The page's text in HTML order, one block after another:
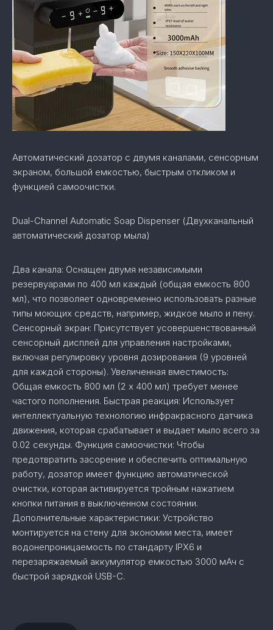
Автоматический дозатор с двумя каналами, сенсорным
экраном, большой емкостью, быстрым откликом и
функцией самоочистки.
Dual-Channel Automatic Soap Dispenser (Двухканальный
автоматический дозатор мыла)
Два канала: Оснащен двумя независимыми
резервуарами по 400 мл каждый (общая емкость 800
мл), что позволяет одновременно использовать разные
типы моющих средств, например, жидкое мыло и пену.
Сенсорный экран: Присутствует усовершенствованный
сенсорный дисплей для управления настройками,
включая регулировку уровня дозирования (9 уровней
для каждой стороны). Увеличенная вместимость:
Общая емкость 800 мл (2 x 400 мл) требует менее
частого пополнения. Быстрая реакция: Использует
интеллектуальную технологию инфракрасного датчика
движения, которая срабатывает и выдает мыло всего за
0.02 секунды. Функция самоочистки: Чтобы
предотвратить засорение и обеспечить оптимальную
работу, дозатор имеет функцию автоматической
очистки, которая активируется тройным нажатием
кнопки питания в выключенном состоянии.
Дополнительные характеристики: Устройство
монтируется на стену для экономии места, имеет
водонепроницаемость по стандарту IPX6 и
перезаряжаемый аккумулятор емкостью 3000 мАч с
быстрой зарядкой USB-C.